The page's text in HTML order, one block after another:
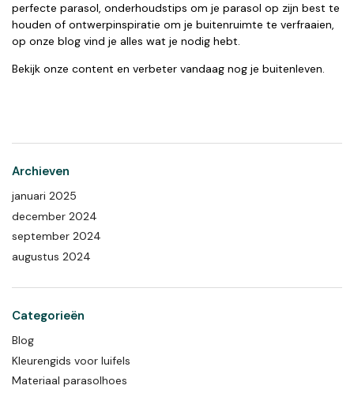
perfecte parasol, onderhoudstips om je parasol op zijn best te
houden of ontwerpinspiratie om je buitenruimte te verfraaien,
op onze blog vind je alles wat je nodig hebt.
Bekijk onze content en verbeter vandaag nog je buitenleven.
Archieven
januari 2025
december 2024
september 2024
augustus 2024
Categorieën
Blog
Kleurengids voor luifels
Materiaal parasolhoes